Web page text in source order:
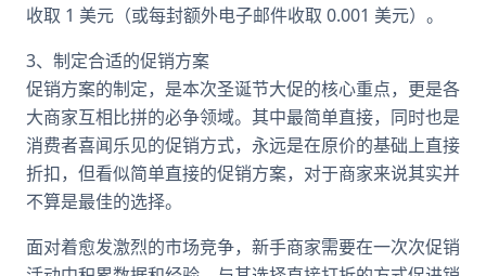
收取 1 美元（或每封额外电子邮件收取 0.001 美元）。
3、制定合适的促销方案
促销方案的制定，是本次圣诞节大促的核心重点，更是各
大商家互相比拼的必争领域。其中最简单直接，同时也是
消费者喜闻乐见的促销方式，永远是在原价的基础上直接
折扣，但看似简单直接的促销方案，对于商家来说其实并
不算是最佳的选择。
面对着愈发激烈的市场竞争，新手商家需要在一次次促销